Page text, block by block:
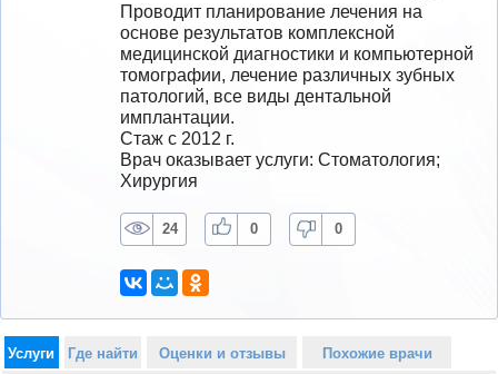
Проводит планирование лечения на
основе результатов комплексной
медицинской диагностики и компьютерной
томографии, лечение различных зубных
патологий, все виды дентальной
имплантации.
Стаж с 2012 г.
Врач оказывает услуги: Стоматология;
Хирургия
24 0 0
Услуги Где найти Оценки и отзывы Похожие врачи